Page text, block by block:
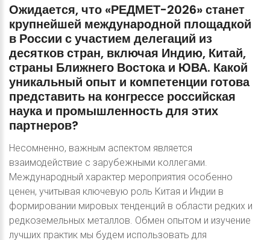
Ожидается,что «РЕДМЕТ-2026»станет
крупнейшей международной площадкой
в России сучастием делегаций из
десятковстран, включая Индию, Китай,
страны Ближнего Востока и ЮВА. Какой
уникальный опыт и компетенции готова
представить на конгрессе российская
наука и промышленностьдля этих
партнеров?
Несомненно, важным аспектом является
взаимодействие с зарубежными коллегами.
Международный характер мероприятия особенно
ценен, учитывая ключевую роль Китая и Индии в
формировании мировых тенденций в области редких и
редкоземельных металлов. Обмен опытом и изучение
лучших практик мы будем использовать для